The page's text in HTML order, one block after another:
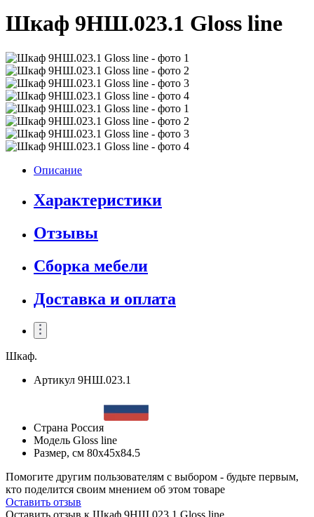
Шкаф 9НШ.023.1 Gloss line
Описание
Характеристики
Отзывы
Сборка мебели
Доставка и оплата
Шкаф.
Артикул 9НШ.023.1
Страна Россия
Модель Gloss line
Размер, см 80x45x84.5
Помогите другим пользователям с выбором - будьте первым,
кто поделится своим мнением об этом товаре
Оставить отзыв